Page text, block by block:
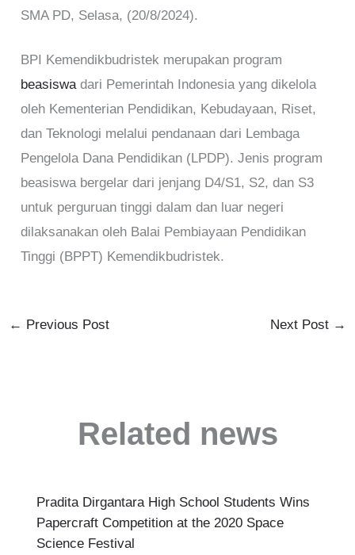
SMA PD, Selasa, (20/8/2024).
BPI Kemendikbudristek merupakan program
beasiswadari Pemerintah Indonesia yang dikelola
oleh Kementerian Pendidikan, Kebudayaan, Riset,
dan Teknologi melalui pendanaan dari Lembaga
Pengelola Dana Pendidikan (LPDP). Jenis program
beasiswa bergelar dari jenjang D4/S1, S2, dan S3
untuk perguruan tinggi dalam dan luar negeri
dilaksanakan oleh Balai Pembiayaan Pendidikan
Tinggi (BPPT) Kemendikbudristek.
← Previous Post Next Post →
Related news
Pradita Dirgantara High School Students Wins
Papercraft Competition at the 2020 Space
Science Festival